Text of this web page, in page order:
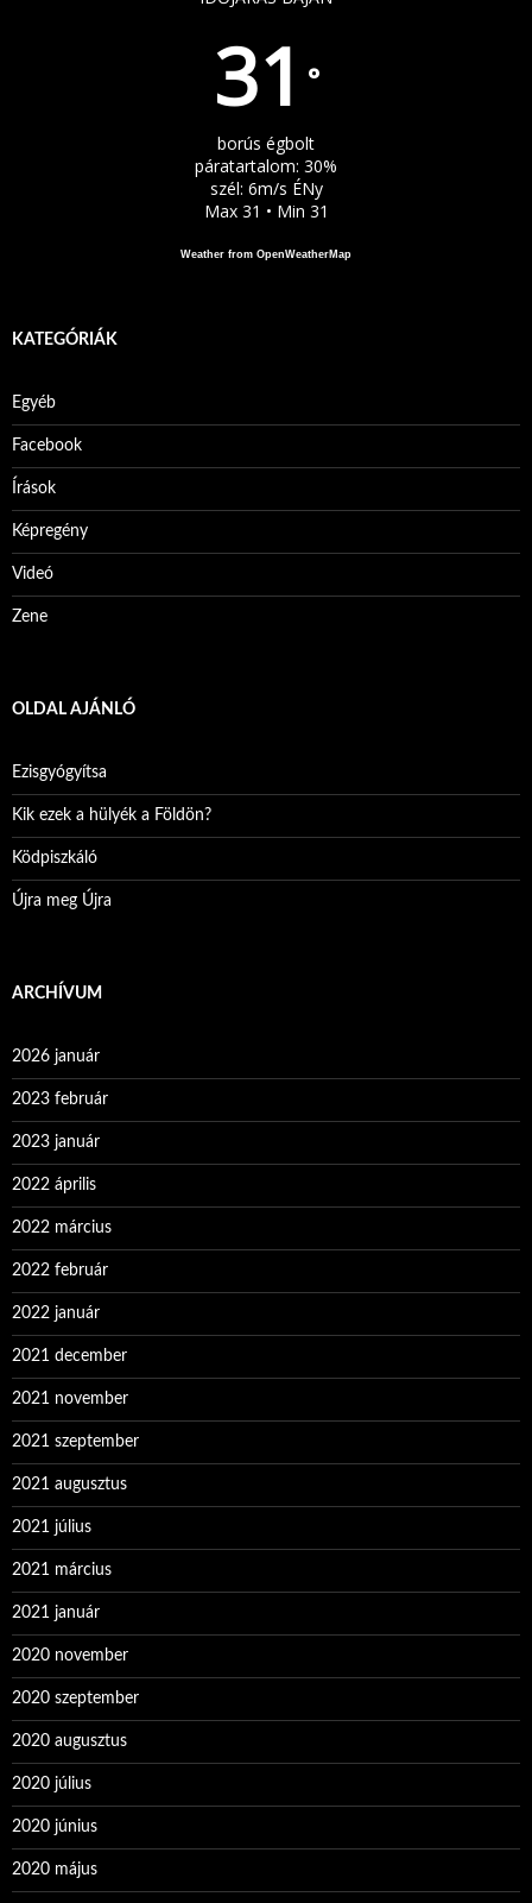
31 °
borús égbolt
páratartalom: 30%
szél: 6m/s ÉNy
Max 31 • Min 31
Weather from OpenWeatherMap
KATEGÓRIÁK
Egyéb
Facebook
Írások
Képregény
Videó
Zene
OLDAL AJÁNLÓ
Ezisgyógyítsa
Kik ezek a hülyék a Földön?
Ködpiszkáló
Újra meg Újra
ARCHÍVUM
2026 január
2023 február
2023 január
2022 április
2022 március
2022 február
2022 január
2021 december
2021 november
2021 szeptember
2021 augusztus
2021 július
2021 március
2021 január
2020 november
2020 szeptember
2020 augusztus
2020 július
2020 június
2020 május